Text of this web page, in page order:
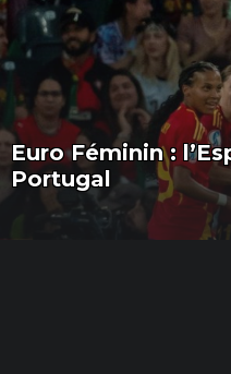
Euro Féminin :
Portugal